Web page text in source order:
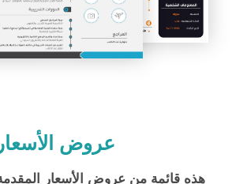
عروض الأسعار